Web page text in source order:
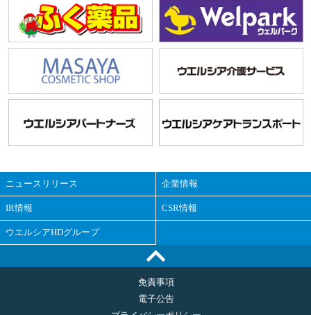
ニュースリリース 企業情報
IR情報 CSR情報
ウエルシアHDグループ
免責事項
電子公告